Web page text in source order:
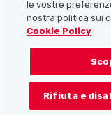
Seguiteci su:
le vostre
nostra politica sui
Cookie Policy
Rifiuta e